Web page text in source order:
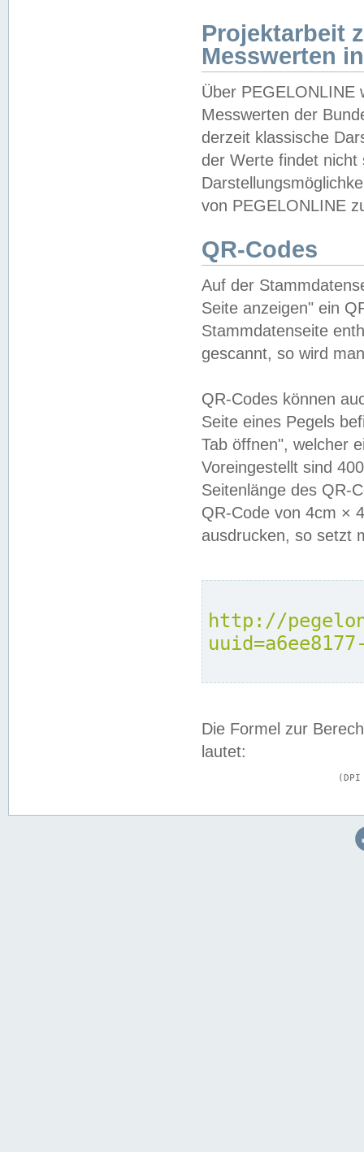
Projektarbeit
Messwerten
Über PEGELONLINE
Messwerten der
derzeit klassische
der Werte findet
von PEGELONLINE
QR-Codes
Auf der
Seite anzeigen" ein
Stammdatenseite
gescannt, so wird
QR-Codes können
Seite eines Pegels
Tab öffnen", welcher
Voreingestellt sind
Seitenlänge des QR-
QR-Code von 4cm ×
ausdrucken, so setzt
http://
Die Formel zur
lautet: